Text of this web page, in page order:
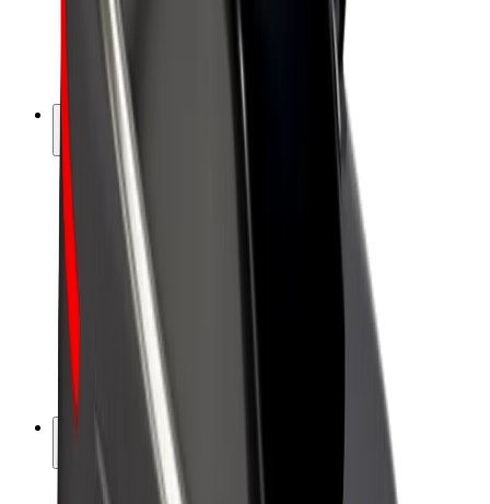
Bolt for Business
Sähköpyörät
Bolt Plus
Tienaa Boltilla
Kuljettajat
Kuljettajan ansiot
Ruokalähetit
Lähetin ansiot
Bolt Food -kauppiaat
Fleeteille
Franchiset
Työpaikat